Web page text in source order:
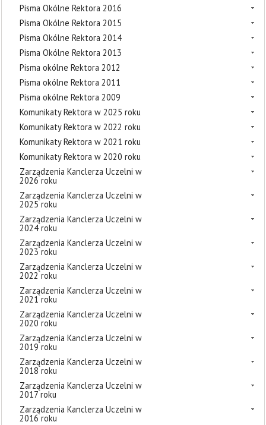
Pisma Okólne Rektora 2016
Pisma Okólne Rektora 2015
Pisma Okólne Rektora 2014
Pisma Okólne Rektora 2013
Pisma okólne Rektora 2012
Pisma okólne Rektora 2011
Pisma okólne Rektora 2009
Komunikaty Rektora w 2025 roku
Komunikaty Rektora w 2022 roku
Komunikaty Rektora w 2021 roku
Komunikaty Rektora w 2020 roku
Zarządzenia Kanclerza Uczelni w
2026 roku
Zarządzenia Kanclerza Uczelni w
2025 roku
Zarządzenia Kanclerza Uczelni w
2024 roku
Zarządzenia Kanclerza Uczelni w
2023 roku
Zarządzenia Kanclerza Uczelni w
2022 roku
Zarządzenia Kanclerza Uczelni w
2021 roku
Zarządzenia Kanclerza Uczelni w
2020 roku
Zarządzenia Kanclerza Uczelni w
2019 roku
Zarządzenia Kanclerza Uczelni w
2018 roku
Zarządzenia Kanclerza Uczelni w
2017 roku
Zarządzenia Kanclerza Uczelni w
2016 roku